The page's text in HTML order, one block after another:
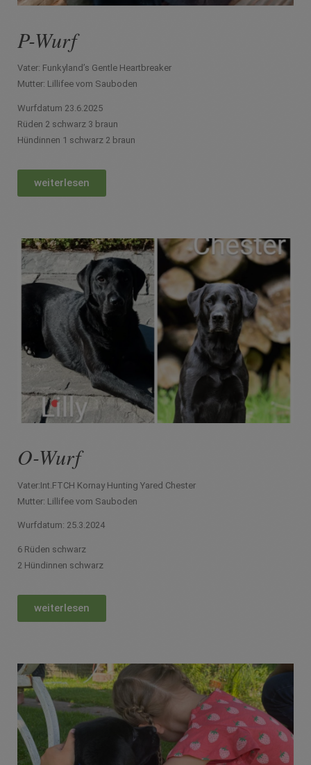
P-Wurf
Vater: Funkyland’s Gentle Heartbreaker
Mutter: Lillifee vom Sauboden
Wurfdatum 23.6.2025
Rüden 2 schwarz 3 braun
Hündinnen 1 schwarz 2 braun
weiterlesen
O-Wurf
Vater:Int.FTCH Kornay Hunting Yared Chester
Mutter: Lillifee vom Sauboden
Wurfdatum: 25.3.2024
6 Rüden schwarz
2 Hündinnen schwarz
weiterlesen